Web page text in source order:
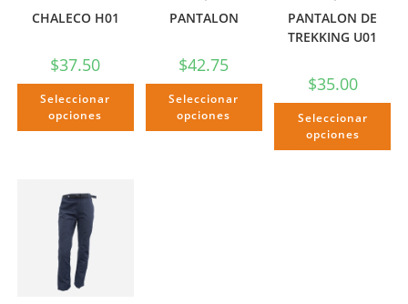
CHALECO H01
$37.50
Seleccionar
opciones
PANTALON
$42.75
Seleccionar
opciones
PANTALON DE
TREKKING U01
$35.00
Seleccionar
opciones